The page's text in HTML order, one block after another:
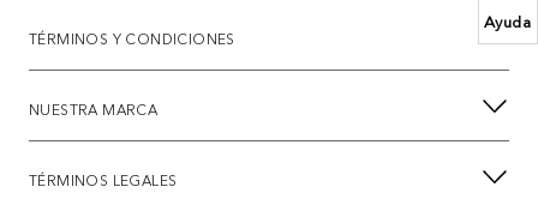
Ayuda
TÉRMINOS Y CONDICIONES
NUESTRA MARCA
TÉRMINOS LEGALES